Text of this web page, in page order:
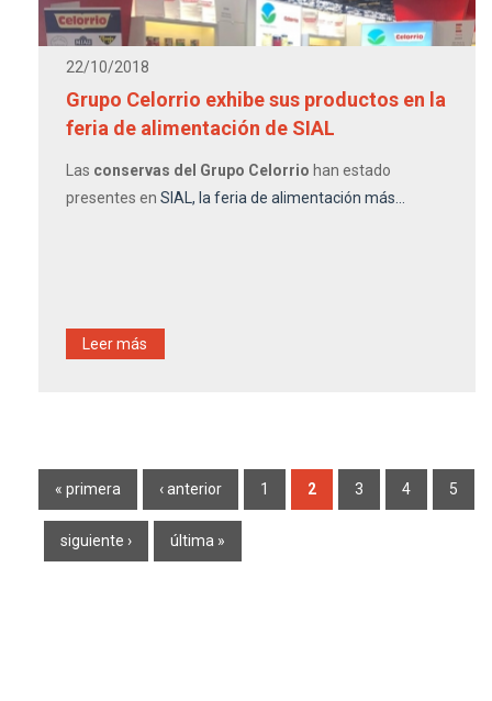
22/10/2018
Grupo Celorrio exhibe sus productos en la
feria de alimentación de SIAL
Las conservas del Grupo Celorrio han estado
presentes en SIAL, la feria de alimentación más...
Leer más
Páginas
« primera ‹ anterior 1 2 3 4 5
siguiente › última »